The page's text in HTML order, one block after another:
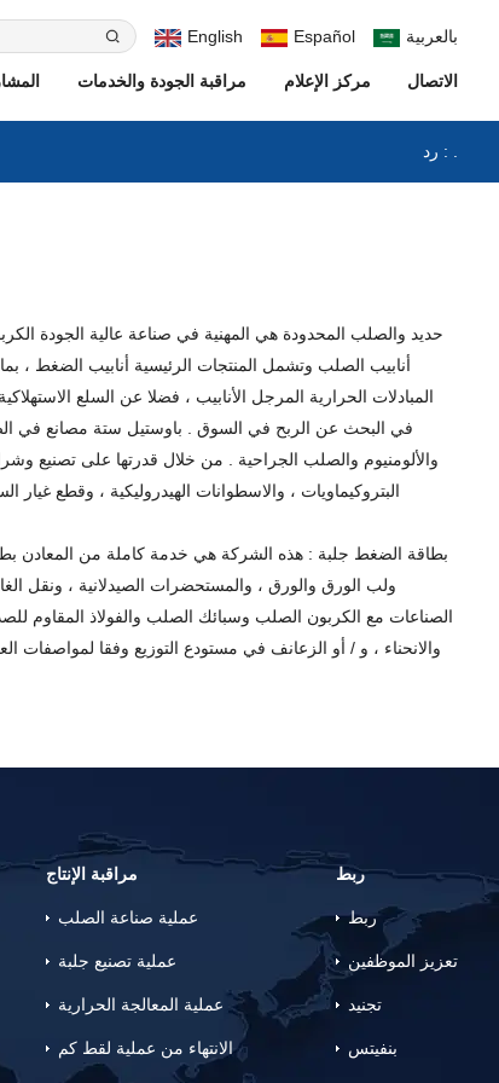
English Español بالعربية
مراقبة الجودة والخدمات مركز الإعلام الاتصال
رد : .
المبادلات الحرارية المرجل الأنابيب ، فضلا عن السلع
في البحث عن الربح في السوق . باوستيل ستة مصانع في
والألومنيوم والصلب الجراحية . من خلال قدرتها على تصنيع
البتروكيماويات ، والاسطوانات الهيدروليكية ، وقطع غيار
بطاقة الضغط جلبة : هذه الشركة هي خدمة كاملة من المعادن
ولب الورق والورق ، والمستحضرات الصيدلانية ، ونقل
الصناعات مع الكربون الصلب وسبائك الصلب والفولاذ المقاوم
والانحناء ، و / أو الزعانف في مستودع التوزيع وفقا لمواصفات
مراقبة الإنتاج
عملية صناعة الصلب
عملية تصنيع جلبة
عملية المعالجة الحرارية
الانتهاء من عملية لقط كم
ربط
ربط
تعزيز الموظفين
تجنيد
بنفيتس